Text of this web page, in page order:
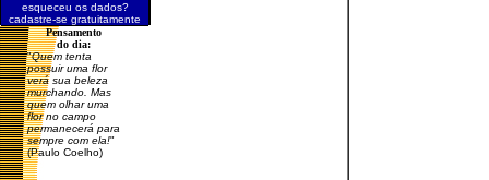
esqueceu os dados?
cadastre-se gratuitamente
Pensamento
do dia:
"Quem tenta
possuir uma flor
verá sua beleza
murchando. Mas
quem olhar uma
flor no campo
permanecerá para
sempre com ela!"
(Paulo Coelho)